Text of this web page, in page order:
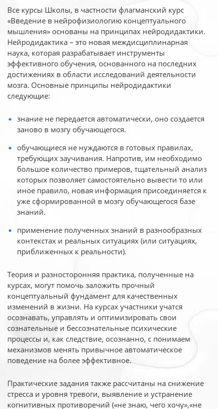
Все курсы Школы, в частности флагманский курс
«Введение в нейрофизиологию концептуального
мышления» основаны на принципах нейродидактики.
Нейродидактика – это новая междисциплинарная
наука, которая разрабатывает инструменты
эффективного обучения, основанного на последних
достижениях в области исследований деятельности
мозга. Основные принципы нейродидактики
следующие:
знание не передается автоматически, оно создается
заново в мозгу обучающегося.
обучающиеся не нуждаются в готовых правилах,
требующих заучивания. Напротив, им необходимо
большое количество примеров, тщательный анализ
которых позволяет самостоятельно вывести то или
иное правило, новая информация присоединяется к
уже сформированной в мозгу обучающегося базе
знаний.
применение полученных знаний в разнообразных
контекстах и реальных ситуациях (или ситуациях,
приближенных к реальности).
Теория и разносторонняя практика, полученные на
курсах, могут помочь заложить прочный
концептуальный фундамент для качественных
изменений в жизни. На курсах участники учатся
осознавать, управлять и оптимизировать свои
сознательные и бессознательные психические
процессы и, как следствие, осознанно, с понимаем
механизмов менять привычное автоматическое
поведение на более эффективное.
Практические задания также рассчитаны на снижение
стресса и уровня тревоги, выявление и устранение
когнитивных противоречий («не знаю, чего хочу»,«не